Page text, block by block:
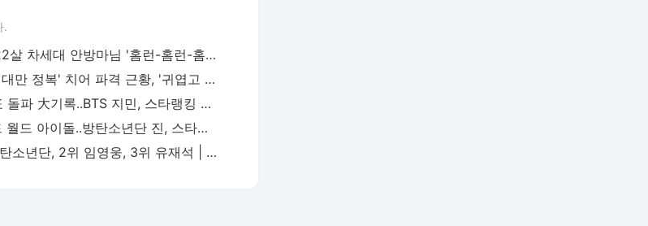
.
한화 22살 차세대 안방마님 '홈런-홈런-홈런-홈런' 대기록 - 스타뉴스
'한국+대만 정복' 치어 파격 근황, '귀엽고 섹시' 반응 폭발 - 스타뉴스
41만표 돌파 大기록..BTS 지민, 스타랭킹 男아이돌 독보적 1위 | 스타뉴스
레전드 월드 아이돌..방탄소년단 진, 스타랭킹 男아이돌 3위 | 스타뉴스
1위 방탄소년단, 2위 임영웅, 3위 유재석 | 스타뉴스